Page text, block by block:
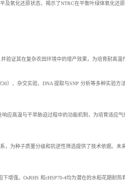
及氧化还原状态，揭示了NTRC在平衡叶绿体氧化还
证其在复杂农田环境中的增产效果，为培育耐高温
）、杂交实验、DNA 提取与SNP 分析等多种实验方
应高温与干旱胁迫过程中的功能机制，为培育适应气
为种子质量分级和抗逆性筛选提供了技术依据。未
增强。OsRHS 和cHSP70-4均为潜在的水稻花期耐